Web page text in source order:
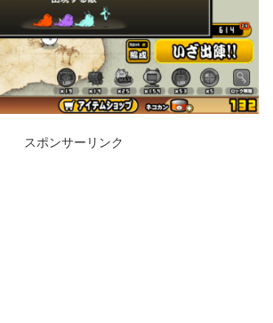
スポンサーリンク